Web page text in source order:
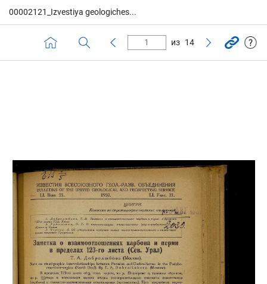
00002121_Izvestiya geologiches...
из 14